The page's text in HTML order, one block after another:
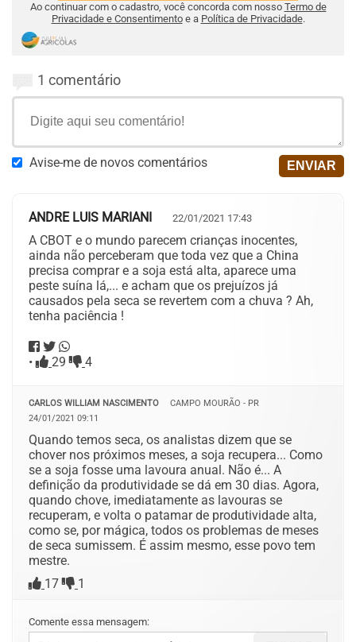
Ao continuar com o cadastro, você concorda com nosso Termo de
Privacidade e Consentimentoe a Política de Privacidade.
1 comentário
Avise-me de novos comentários
ANDRE LUIS MARIANI 22/01/2021 17:43
A CBOT e o mundo parecem crianças inocentes,
ainda não perceberam que toda vez que a China
precisa comprar e a soja está alta, aparece uma
peste suína lá,... e acham que os prejuízos já
causados pela seca se revertem com a chuva ? Ah,
tenha paciência !
• 29 4
CARLOS WILLIAM NASCIMENTO
CAMPO MOURÃO - PR
24/01/2021 09:11
Quando temos seca, os analistas dizem que se
chover nos próximos meses, a soja recupera... Como
se a soja fosse uma lavoura anual. Não é... A
definição da produtividade se dá em 30 dias. Agora,
quando chove, imediatamente as lavouras se
recuperam, e volta o patamar de produtividade alta,
como se, por mágica, todos os problemas de meses
de seca sumissem. É assim mesmo, esse povo tem
mestre.
17
1
Comente essa mensagem: